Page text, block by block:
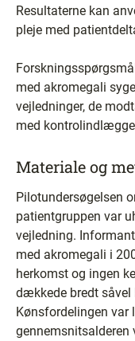
Resultaterne kan
pleje med
med akromegali
vejledninger, de
med
Materiale og
Pilotundersøgelsen
patientgruppen var
vejledning.
med akromegali i
herkomst og ingen
dækkede bredt
Kønsfordelingen var